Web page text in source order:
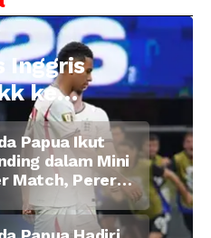
Inggris
ke
Papua Ikut
dalam Mini
Match, Pererat
Personel
Ramadan